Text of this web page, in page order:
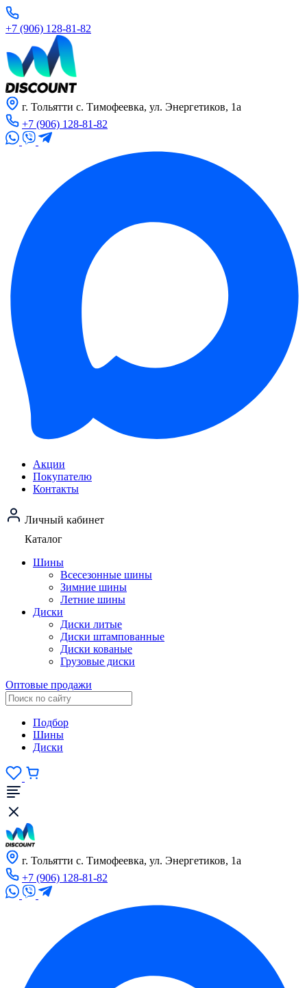
+7 (906) 128-81-82
г. Тольятти с. Тимофеевка, ул. Энергетиков, 1а
+7 (906) 128-81-82
Акции
Покупателю
Контакты
Личный кабинет
Каталог
Шины
Всесезонные шины
Зимние шины
Летние шины
Диски
Диски литые
Диски штампованные
Диски кованые
Грузовые диски
Оптовые продажи
Подбор
Шины
Диски
г. Тольятти с. Тимофеевка, ул. Энергетиков, 1а
+7 (906) 128-81-82